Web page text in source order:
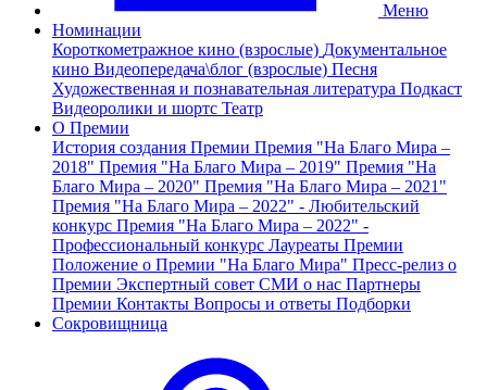
Меню
Номинации
Короткометражное кино (взрослые) Документальное
кино Видеопередача\блог (взрослые) Песня
Художественная и познавательная литература Подкаст
Видеоролики и шортс Театр
О Премии
История создания Премии Премия "На Благо Мира –
2018" Премия "На Благо Мира – 2019" Премия "На
Благо Мира – 2020" Премия "На Благо Мира – 2021"
Премия "На Благо Мира – 2022" - Любительский
конкурс Премия "На Благо Мира – 2022" -
Профессиональный конкурс Лауреаты Премии
Положение о Премии "На Благо Мира" Пресс-релиз о
Премии Экспертный совет СМИ о нас Партнеры
Премии Контакты Вопросы и ответы Подборки
Сокровищница